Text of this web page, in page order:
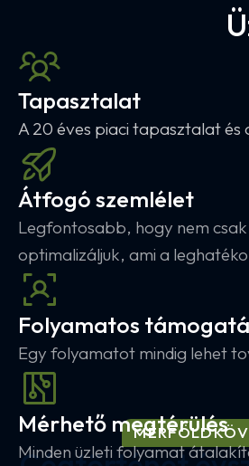
Tapasztalat
A 20 éves piaci tapasztalat
Átfogó szemlélet
Legfontosabb, hogy nem
optimalizáljuk, ami a
Folyamatos
Egy folyamatot mindig lehet
Mérhető megtérülés
Minden üzleti folyamat